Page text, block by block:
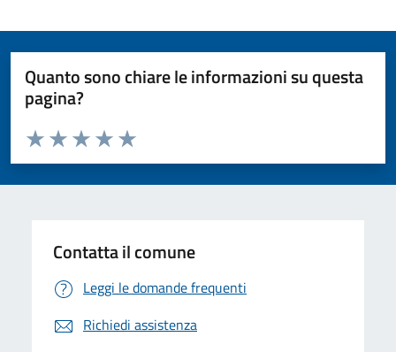
Quanto sono chiare le informazioni su questa
pagina?
Valuta da 1 a 5 stelle la pagina
Valuta 5 stelle su 5
Valuta 4 stelle su 5
Valuta 3 stelle su 5
Valuta 2 stelle su 5
Valuta 1 stelle su 5
Contatta il comune
Leggi le domande frequenti
Richiedi assistenza